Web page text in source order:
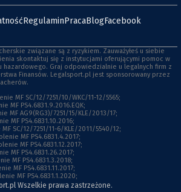
RegulaminPracaBlogFacebook
związane są z ryzykiem. Zauważyłeś u siebie
skontaktuj się z instytucjami oferującymi pomoc w
hazardowego. Graj odpowiedzialnie u legalnych firm z
Finansów. Legalsport.pl jest sponsorowany przez
MF SC/12/7251/10/WKC/11-12/5565;
MF PS4.6831.9.2016.EQK;
MF AG9(RG3)/7251/15/KLE/2013/17;
MF PS4.6831.10.2016;
SC/12/7251/11-6/KLE/2011/5540/12;
MF PS4.6831.4.2017;
MF PS4.6831.12.2017;
MF PS4.6831.26.2017;
MF PS4.6831.3.2018;
MF PS4.6831.11.2017;
MF PS4.6831.1.2020;
Wszelkie prawa zastrzeżone.